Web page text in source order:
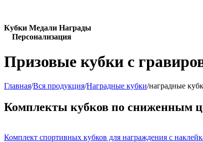
Кубки Медали Награды
Персонализация
Призовые кубки с
Главная/Вся продукция/Наградные кубки/наградные
Комплекты кубков по сниженным
Комплект спортивных кубков для награждения с